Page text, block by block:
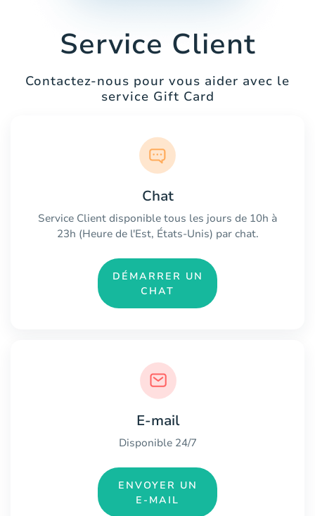
Service Client
Contactez-nous pour vous aider avec le
service Gift Card
Chat
Service Client disponible tous les jours de 10h à
23h (Heure de l'Est, États-Unis) par chat.
DÉMARRER UN
CHAT
E-mail
Disponible 24/7
ENVOYER UN
E-MAIL